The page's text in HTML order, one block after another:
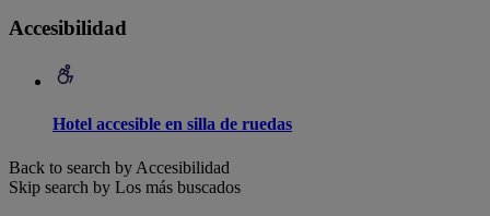
Accesibilidad
Hotel accesible en silla de ruedas
Back to search by Accesibilidad
Skip search by Los más buscados